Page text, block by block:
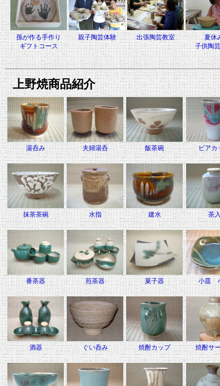
孫が作る手作り
ギフトコース
親子陶芸体験 出張陶芸教室
夏休
子供陶
上野焼商品紹介
湯呑み 夫婦湯呑 飯茶碗 ビアカ
抹茶茶碗 水指 建水 茶
番茶器 煎茶器 菓子器 小皿
酒器 ぐい呑み 焼酎カップ 焼酎サ